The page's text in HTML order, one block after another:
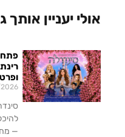
אולי יעניין אותך
פתח
—